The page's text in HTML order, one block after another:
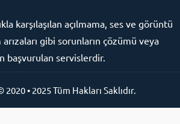
karşılaşılan açılmama, ses ve görüntü
gibi sorunların çözümü veya
başvurulan servislerdir.
• 2025 Tüm Hakları Saklıdır.